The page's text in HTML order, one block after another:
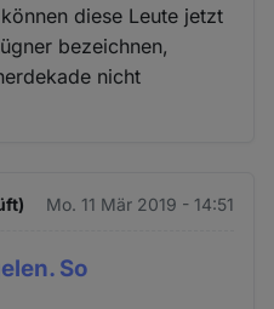
diese Leute jetzt
bezeichnen,
nicht
Mo. 11 Mär 2019 - 14:51
So